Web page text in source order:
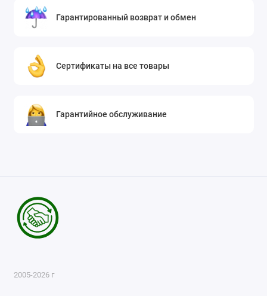
Гарантированный возврат и обмен
Сертификаты на все товары
Гарантийное обслуживание
2005-2026 г